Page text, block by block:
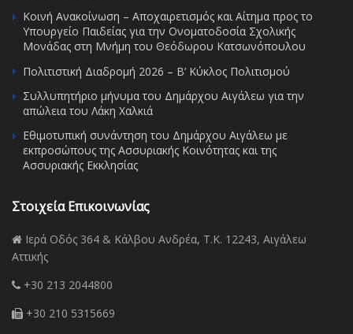
Κοινή Ανακοίνωση – Αποχαιρετισμός και Αίτημα προς το
Υπουργείο Παιδείας για την Ονοματοδοσία Σχολικής
Μονάδας στη Μνήμη του Θεόδωρου Κατσωνόπουλου
Πολιτιστική Διαδρομή 2026 – Β’ Κύκλος Πολιτισμού
Συλλυπητήριο μήνυμα του Δημάρχου Αιγάλεω για την
απώλεια του Λάκη Χαλκιά
Εθιμοτυπική συνάντηση του Δημάρχου Αιγάλεω με
εκπροσώπους της Ασσυριακής Κοινότητας και της
Ασσυριακής Εκκλησίας
Στοιχεία Επικοινωνίας
Ιερά Οδός 364 & Κάλβου Ανδρέα, Τ.Κ. 12243, Αιγάλεω
Αττικής
+30 213 2044800
+30 210 5315669